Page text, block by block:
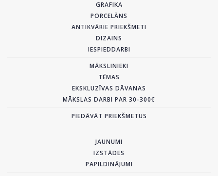
GRAFIKA
PORCELĀNS
ANTIKVĀRIE PRIEKŠMETI
DIZAINS
IESPIEDDARBI
MĀKSLINIEKI
TĒMAS
EKSKLUZĪVAS DĀVANAS
MĀKSLAS DARBI PAR 30-300€
PIEDĀVĀT PRIEKŠMETUS
JAUNUMI
IZSTĀDES
PAPILDINĀJUMI